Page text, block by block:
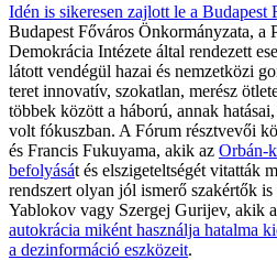
Idén is sikeresen zajlott le a Budapest
Budapest Főváros Önkormányzata, a
Demokrácia Intézete által rendezett
látott vendégül hazai és nemzetközi
teret innovatív, szokatlan, merész
többek között a háború, annak
volt fókuszban. A Fórum résztvevői
és Francis Fukuyama, akik az Orbán-
befolyását és elszigeteltségét vitatták
rendszert olyan jól ismerő szakértők
Yablokov vagy Szergej Gurijev, akik
autokrácia miként használja hatalma
a dezinformáció eszközeit.